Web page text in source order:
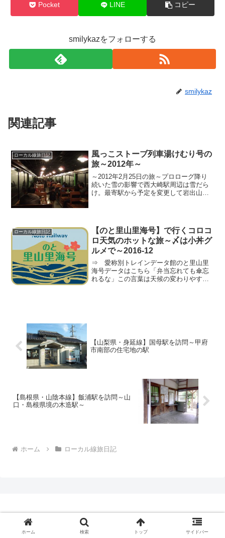
Pocket LINE コピー
smilykazをフォローする
smilykaz
関連記事
ローカル線旅日記
風っこストーブ列車湯けむり号の
旅～2012年～
～2012年2月25日の旅～プロローグ降り
続いた雪の影響で西大崎駅周辺は雪だら
け。最寄駅から予定を変更して岩出山駅
くださっている３名...
ローカル線旅日記
【のと里山里海号】で行くコロコ
ロ天気のホットな旅～〆は小丼グ
ルメで～2016-12
⇒ 愛称別トレインデータ館のと里山里
海号データはこちら「弁当忘れても傘忘
れるな」この言葉は天候の変わりやすい
【山梨県・身延線】国母駅を訪問～甲府
市南部の住宅地の駅
【島根県・山陰本線】飯浦駅を訪問～山
口・島根県境の木造駅～
ホーム ローカル線旅日記
ローカル線と駅訪問～鉄道雑記帳
ホーム 検索 トップ サイドバー